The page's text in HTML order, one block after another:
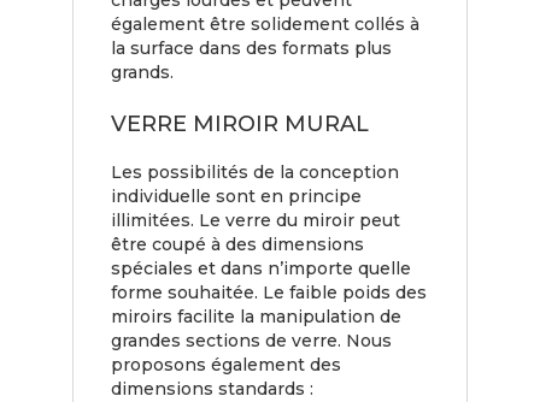
également être solidement collés à
la surface dans des formats plus
grands.
VERRE MIROIR MURAL
Les possibilités de la conception
individuelle sont en principe
illimitées. Le verre du miroir peut
être coupé à des dimensions
spéciales et dans n’importe quelle
forme souhaitée. Le faible poids des
miroirs facilite la manipulation de
grandes sections de verre. Nous
proposons également des
dimensions standards :